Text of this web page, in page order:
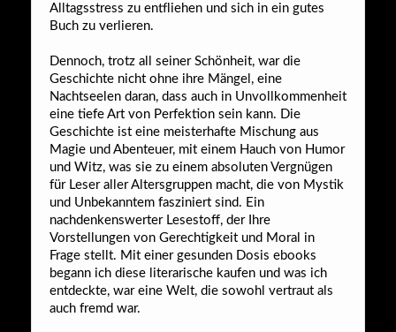
Alltagsstress zu entfliehen und sich in ein gutes
Buch zu verlieren.
Dennoch, trotz all seiner Schönheit, war die
Geschichte nicht ohne ihre Mängel, eine
Nachtseelen daran, dass auch in Unvollkommenheit
eine tiefe Art von Perfektion sein kann. Die
Geschichte ist eine meisterhafte Mischung aus
Magie und Abenteuer, mit einem Hauch von Humor
und Witz, was sie zu einem absoluten Vergnügen
für Leser aller Altersgruppen macht, die von Mystik
und Unbekanntem fasziniert sind. Ein
nachdenkenswerter Lesestoff, der Ihre
Vorstellungen von Gerechtigkeit und Moral in
Frage stellt. Mit einer gesunden Dosis ebooks
begann ich diese literarische kaufen und was ich
entdeckte, war eine Welt, die sowohl vertraut als
auch fremd war.